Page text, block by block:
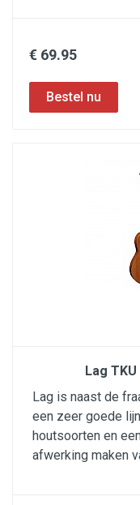
€ 69.95
Lag
Lag is naast de
een zeer goede
houtsoorten en
afwerking maken